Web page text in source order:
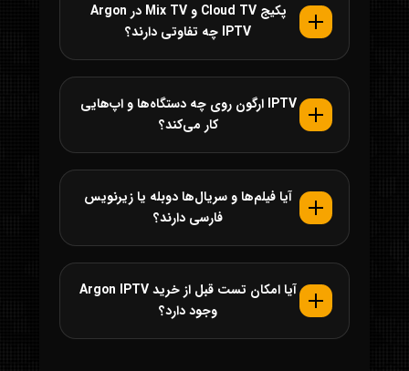
پکیج Cloud TV و Mix TV در Argon
IPTV چه تفاوتی دارند؟
IPTV ارگون روی چه دستگاه‌ها و اپ‌هایی
کار می‌کند؟
آیا فیلم‌ها و سریال‌ها دوبله یا زیرنویس
فارسی دارند؟
آیا امکان تست قبل از خرید Argon IPTV
وجود دارد؟